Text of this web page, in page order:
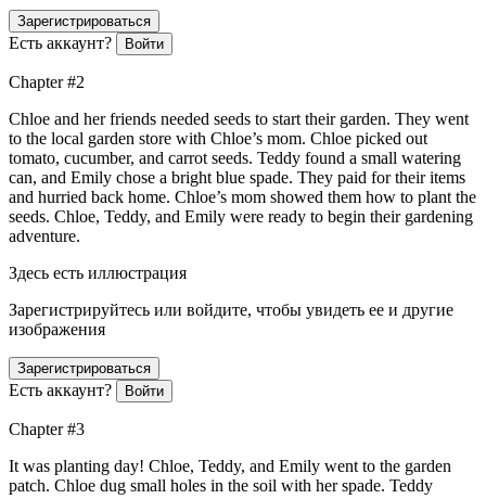
Зарегистрироваться
Есть аккаунт? Войти
Chapter #2
Chloe and her friends needed seeds to start their garden. They went
to the local garden store with Chloe’s mom. Chloe picked out
tomato, cucumber, and carrot seeds. Teddy found a small watering
can, and Emily chose a bright blue spade. They paid for their items
and hurried back home. Chloe’s mom showed them how to plant the
seeds. Chloe, Teddy, and Emily were ready to begin their gardening
adventure.
Здесь есть иллюстрация
Зарегистрируйтесь или войдите, чтобы увидеть ее и другие
изображения
Зарегистрироваться
Есть аккаунт? Войти
Chapter #3
It was planting day! Chloe, Teddy, and Emily went to the garden
patch. Chloe dug small holes in the soil with her spade. Teddy